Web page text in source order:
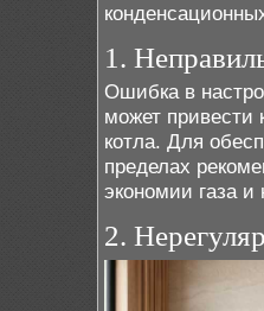
1.
Ошибка в
может
котла. Для
пределах
экономии газа и
2.